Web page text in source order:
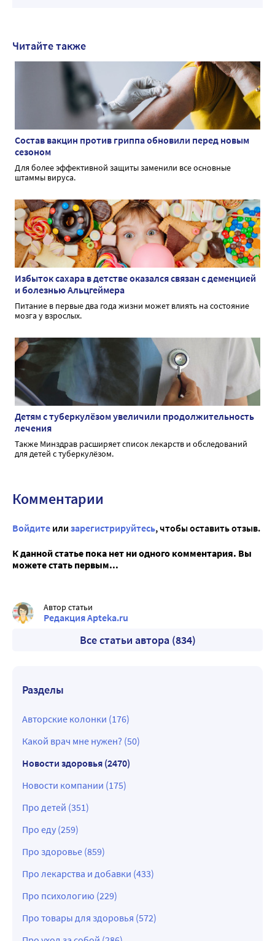
Читайте также
Состав вакцин против гриппа обновили перед новым
сезоном
Для более эффективной защиты заменили все основные
штаммы вируса.
Избыток сахара в детстве оказался связан с деменцией
и болезнью Альцгеймера
Питание в первые два года жизни может влиять на состояние
мозга у взрослых.
Детям с туберкулёзом увеличили продолжительность
лечения
Также Минздрав расширяет список лекарств и обследований
для детей с туберкулёзом.
Комментарии
Войдите или зарегистрируйтесь, чтобы оставить отзыв.
К данной статье пока нет ни одного комментария. Вы
можете стать первым...
Автор статьи
Редакция Apteka.ru
Все статьи автора (834)
Разделы
Авторские колонки (176)
Какой врач мне нужен? (50)
Новости здоровья (2470)
Новости компании (175)
Про детей (351)
Про еду (259)
Про здоровье (859)
Про лекарства и добавки (433)
Про психологию (229)
Про товары для здоровья (572)